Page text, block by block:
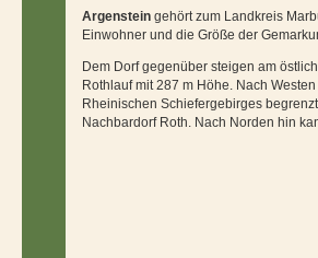
Argenstein gehört zum Landkreis
Einwohner und die Größe der
Dem Dorf gegenüber steigen am
Rothlauf mit 287 m Höhe. Nach
Rheinischen Schiefergebirges
Nachbardorf Roth. Nach Norden hin